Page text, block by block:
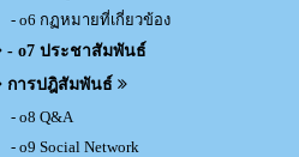
- o6 กฏหมายที่เกี่ยวข้อง
- o7 ประชาสัมพันธ์
การปฎิสัมพันธ์
- o8 Q&A
- o9 Social Network